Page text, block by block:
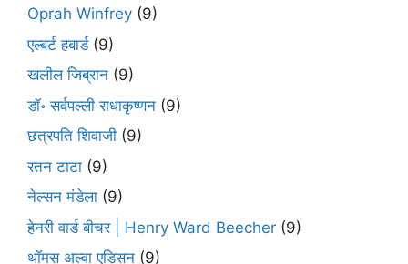
Oprah Winfrey (9)
एल्बर्ट हबार्ड(9)
खलील जिब्रान (9)
डॉ॰ सर्वपल्ली राधाकृष्णन (9)
छत्रपति शिवाजी (9)
रतन टाटा (9)
नेल्सन मंडेला (9)
हेनरी वार्ड बीचर | Henry Ward Beecher (9)
थॉमस अल्वा एडिसन (9)